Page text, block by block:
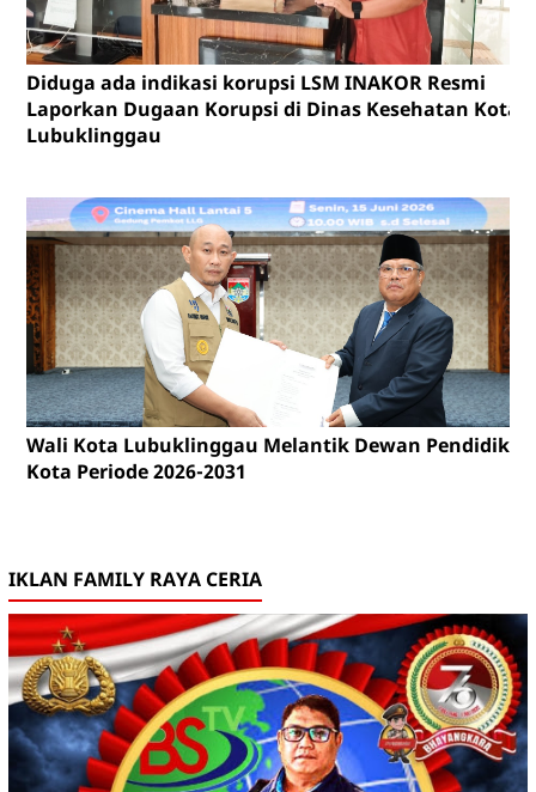
Diduga ada indikasi korupsi LSM INAKOR Resmi
Laporkan Dugaan Korupsi di Dinas Kesehatan Kota
Lubuklinggau
Wali Kota Lubuklinggau Melantik Dewan Pendidikan
Kota Periode 2026-2031
IKLAN FAMILY RAYA CERIA